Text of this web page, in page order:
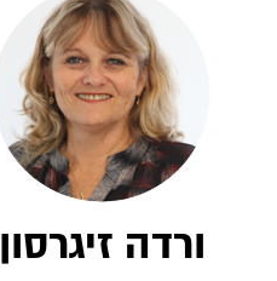
ורדה זיגרסון